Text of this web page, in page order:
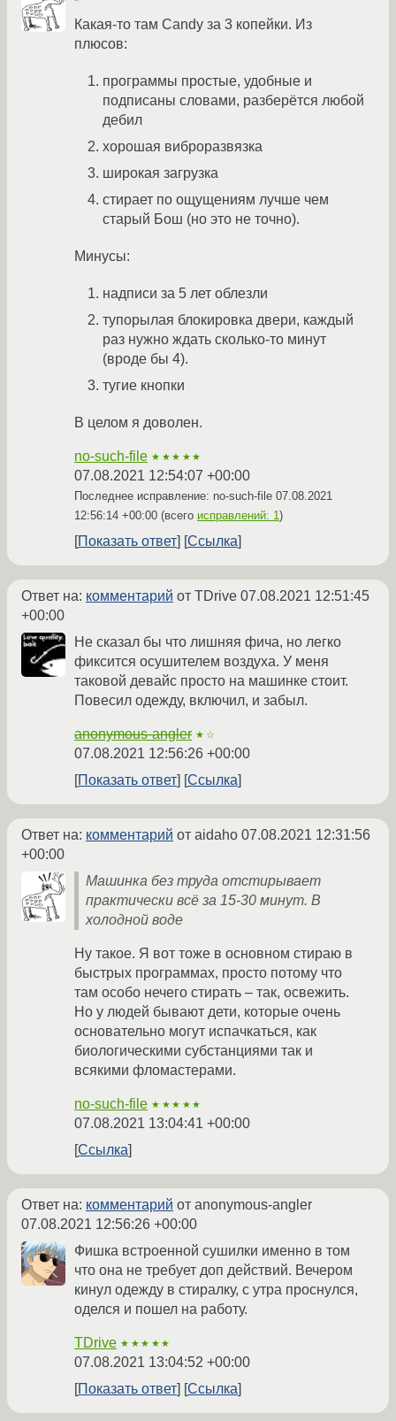
Какая-то там Candy за 3 копейки. Из
плюсов:
программы простые, удобные и
подписаны словами, разберётся любой
дебил
хорошая виброразвязка
широкая загрузка
стирает по ощущениям лучше чем
старый Бош (но это не точно).
Минусы:
надписи за 5 лет облезли
тупорылая блокировка двери, каждый
раз нужно ждать сколько-то минут
(вроде бы 4).
тугие кнопки
В целом я доволен.
no-such-file ★★★★★
07.08.2021 12:54:07 +00:00
Последнее исправление: no-such-file 07.08.2021
12:56:14 +00:00 (всего исправлений: 1)
Показать ответ Ссылка
Ответ на: комментарий от TDrive 07.08.2021 12:51:45
+00:00
Не сказал бы что лишняя фича, но легко
фиксится осушителем воздуха. У меня
таковой девайс просто на машинке стоит.
Повесил одежду, включил, и забыл.
anonymous-angler ★☆
07.08.2021 12:56:26 +00:00
Показать ответ
Ссылка
Ответ на: комментарий от aidaho 07.08.2021 12:31:56
+00:00
Машинка без труда отстирывает
практически всё за 15-30 минут. В
холодной воде
Ну такое. Я вот тоже в основном стираю в
быстрых программах, просто потому что
там особо нечего стирать – так, освежить.
Но у людей бывают дети, которые очень
основательно могут испачкаться, как
биологическими субстанциями так и
всякими фломастерами.
no-such-file ★★★★★
07.08.2021 13:04:41 +00:00
Ссылка
Ответ на: комментарий от anonymous-angler
07.08.2021 12:56:26 +00:00
Фишка встроенной сушилки именно в том
что она не требует доп действий. Вечером
кинул одежду в стиралку, с утра проснулся,
оделся и пошел на работу.
TDrive ★★★★★
07.08.2021 13:04:52 +00:00
Показать ответ
Ссылка